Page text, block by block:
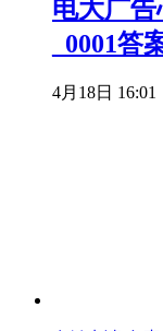
电大广
_0001答
4月18日 16:01